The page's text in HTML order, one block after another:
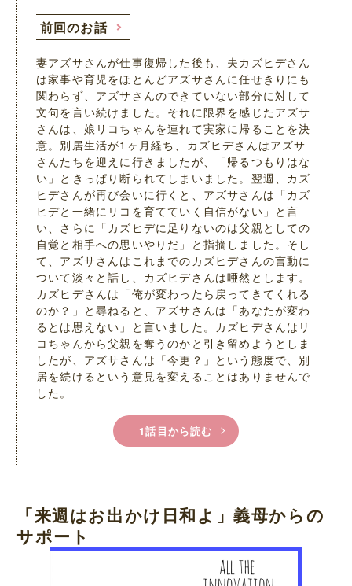
前回のお話
妻アズサさんが仕事復帰した後も、夫カズヒデさん
は家事や育児をほとんどアズサさんに任せきりにも
関わらず、アズサさんのできていない部分に対して
文句を言い続けました。それに限界を感じたアズサ
さんは、娘リコちゃんを連れて実家に帰ることを決
意。別居生活が1ヶ月経ち、カズヒデさんはアズサ
さんたちを迎えに行きましたが、「帰るつもりはな
い」ときっぱり断られてしまいました。翌週、カズ
ヒデさんが再び会いに行くと、アズサさんは「カズ
ヒデと一緒にリコを育てていく自信がない」と言
い、さらに「カズヒデに足りないのは父親としての
自覚と相手への思いやりだ」と指摘しました。そし
て、アズサさんはこれまでのカズヒデさんの言動に
ついて淡々と話し、カズヒデさんは唖然とします。
カズヒデさんは「俺が変わったら戻ってきてくれる
のか？」と尋ねると、アズサさんは「あなたが変わ
るとは思えない」と言いました。カズヒデさんはリ
コちゃんから父親を奪うのかと引き留めようとしま
したが、アズサさんは「今更？」という態度で、別
居を続けるという意見を変えることはありませんで
した。
1話目から読む
「来週はお出かけ日和よ」義母からの
サポート